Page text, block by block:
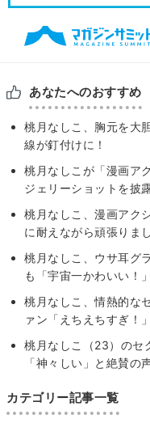
あなたへのおすすめ
桃月なしこ、胸元を大
線が釘付けに！
桃月なしこが「漫画ア
ジェリーショットを披
桃月なしこ、漫画アク
に耐えながら頑張りま
桃月なしこ、ウサ耳グ
も「宇宙一かわいい！
桃月なしこ、情熱的な
ァン「えちえちすぎ！」
桃月なしこ（23）のセ
「神々しい」と絶賛の
カテゴリー記事一覧